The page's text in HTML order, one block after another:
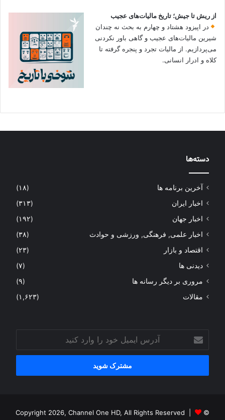
از ریش تا جیش؛ تاریخ مالیات‌های عجیب
در اپیزود هشتاد و چهارم به بحث نه چندان
شیرین مالیات‌های عجیب و گاهی باور نکردنی‌
می‌پردازیم. از مالیات تجرد و پنجره گرفته تا
کلاه و ادرار انسانی.
دسته‌ها
آخرین برنامه ها
(۱۸)
اخبار ایران
(۳۱۳)
اخبار جهان
(۱۹۲)
اخبار علمی, فرهنگی, ورزشی و حوادث
(۳۸)
اقتصاد و بازار
(۲۳)
دیدنی ها
(۷)
مروری بر دیگر رسانه ها
(۹)
مقالات
(۱,۶۲۳)
آدرس
ایمیل
خود
وارد
© Copyright 2026, Channel One HD, All Rights Reserved |